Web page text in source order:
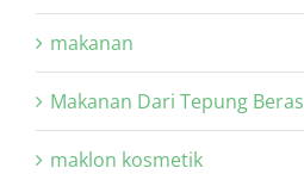
makanan
Makanan Dari Tepung Beras
maklon kosmetik